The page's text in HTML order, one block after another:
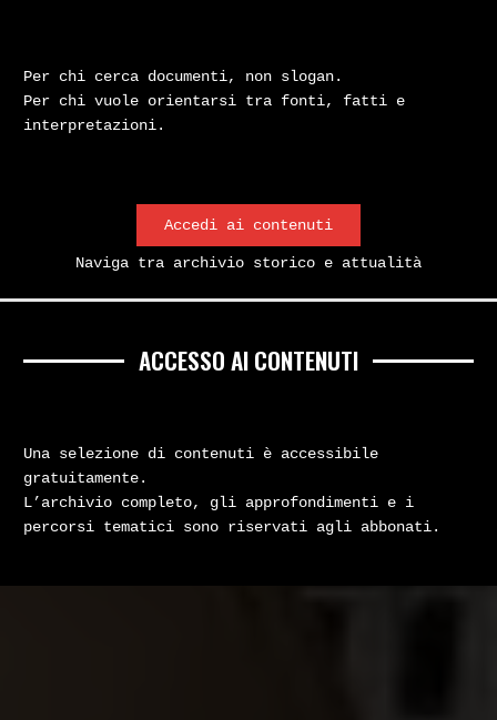
Per chi cerca documenti, non slogan.
Per chi vuole orientarsi tra fonti, fatti e
interpretazioni.
Accedi ai contenuti
Naviga tra archivio storico e attualità
ACCESSO AI CONTENUTI
Una selezione di contenuti è accessibile
gratuitamente.
L’archivio completo, gli approfondimenti e i
percorsi tematici sono riservati agli abbonati.